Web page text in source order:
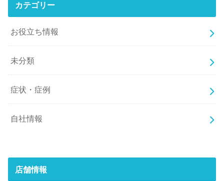
カテゴリー
お役立ち情報
未分類
症状・症例
自社情報
店舗情報